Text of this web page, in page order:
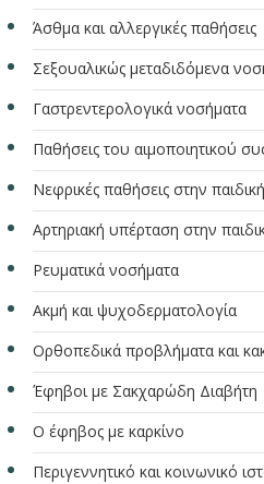
Άσθμα και αλλεργικές παθήσεις
Σεξουαλικώς μεταδιδόμενα
Γαστρεντερολογικά νοσήματα
Παθήσεις του αιμοποιητικού
Νεφρικές παθήσεις στην
Αρτηριακή υπέρταση στην
Ρευματικά νοσήματα
Ακμή και ψυχοδερματολογία
Ορθοπεδικά προβλήματα και
Έφηβοι με Σακχαρώδη Διαβήτη
Ο έφηβος με καρκίνο
Περιγεννητικό και κοινωνικό